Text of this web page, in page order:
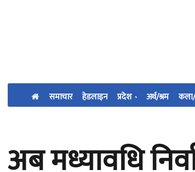
समाचार हेडलाइन प्रदेश अर्थ/श्रम कला/
अब मध्यावधि